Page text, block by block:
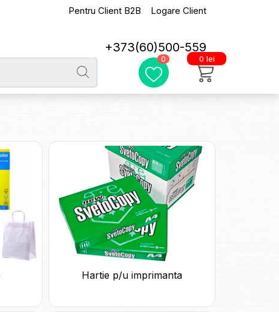
Pentru Client B2B Logare Client
+373(60)500-559
0 0 lei
Hartie p/u imprimanta